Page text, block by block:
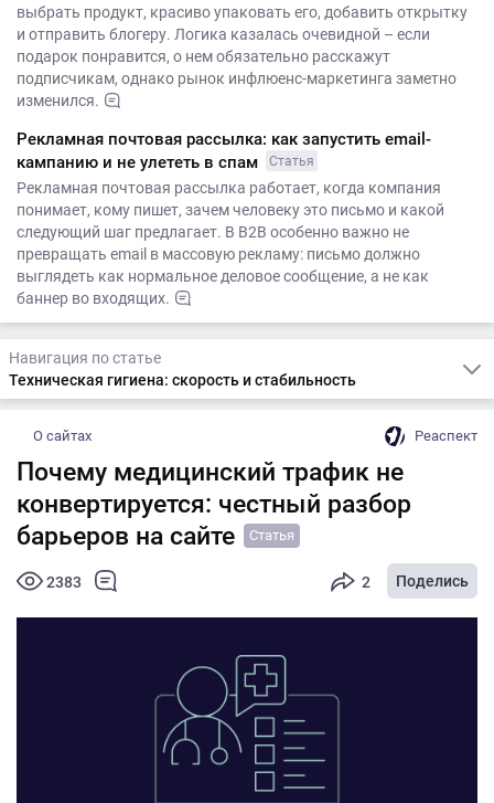
выбрать продукт, красиво упаковать его, добавить открытку
и отправить блогеру. Логика казалась очевидной – если
подарок понравится, о нем обязательно расскажут
подписчикам, однако рынок инфлюенс-маркетинга заметно
изменился.
Рекламная почтовая рассылка: как запустить email-
кампанию и не улететь в спам
Статья
Рекламная почтовая рассылка работает, когда компания
понимает, кому пишет, зачем человеку это письмо и какой
следующий шаг предлагает. В B2B особенно важно не
превращать email в массовую рекламу: письмо должно
выглядеть как нормальное деловое сообщение, а не как
баннер во входящих.
Навигация по статье
Техническая гигиена: скорость и стабильность
О сайтах Реаспект
Почему медицинский трафик не
конвертируется: честный разбор
барьеров на сайте
Статья
2383 2 Поделись